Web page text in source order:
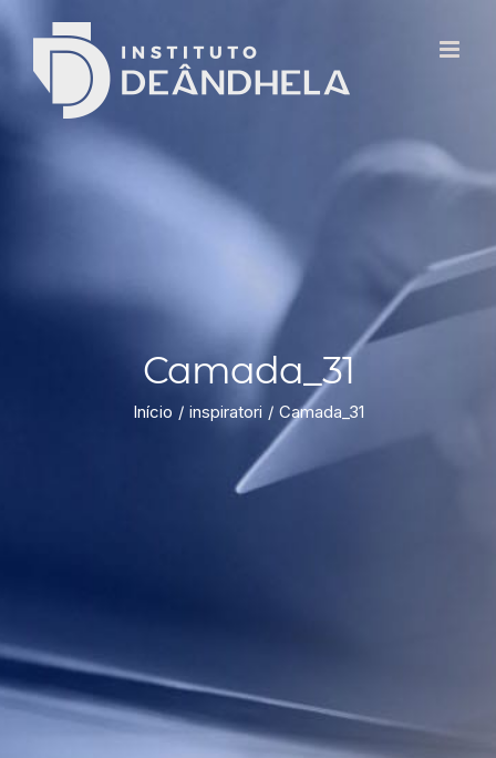
Camada_31
Início inspiratori Camada_31